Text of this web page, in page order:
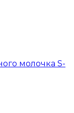
молочка S-